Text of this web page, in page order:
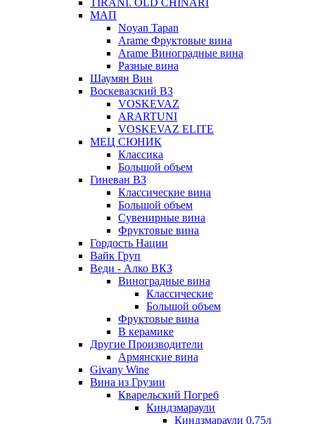
TIRANI. OLD CHINARI
МАП
Noyan Tapan
Arame Фруктовые вина
Arame Виноградные вина
Разные вина
Шаумян Вин
Воскевазский ВЗ
VOSKEVAZ
ARARTUNI
VOSKEVAZ ELITE
МЕЦ СЮНИК
Классика
Большой объем
Гиневан ВЗ
Классические вина
Большой объем
Сувенирные вина
Фруктовые вина
Гордость Нации
Вайк Груп
Веди - Алко ВКЗ
Виноградные вина
Классические
Большой объем
Фруктовые вина
В керамике
Другие Производители
Армянские вина
Givany Wine
Вина из Грузии
Кварельский Погреб
Киндзмараули
Киндзмараули 0,75л